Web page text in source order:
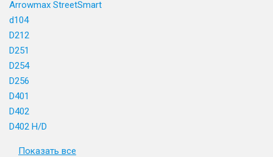
Arrowmax StreetSmart
d104
D212
D251
D254
D256
D401
D402
D402 H/D
Показать все